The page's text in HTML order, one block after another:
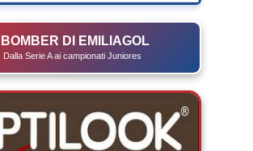
I BOMBER DI EMILIAGOL
Dalla Serie A ai campionati Juniores